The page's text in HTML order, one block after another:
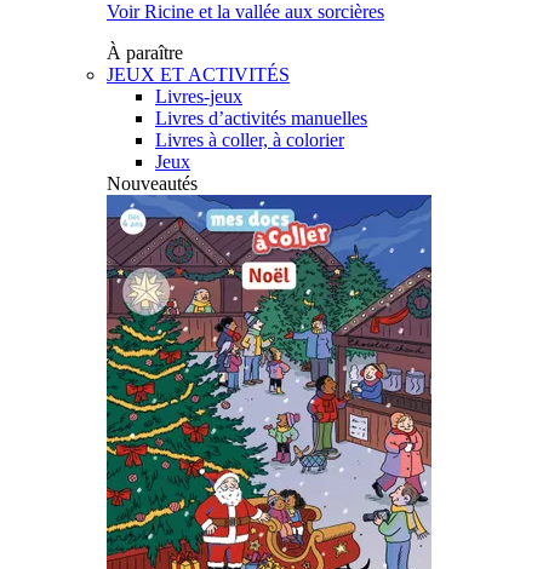
Voir Ricine et la vallée aux sorcières
À paraître
JEUX ET ACTIVITÉS
Livres-jeux
Livres d’activités manuelles
Livres à coller, à colorier
Jeux
Nouveautés